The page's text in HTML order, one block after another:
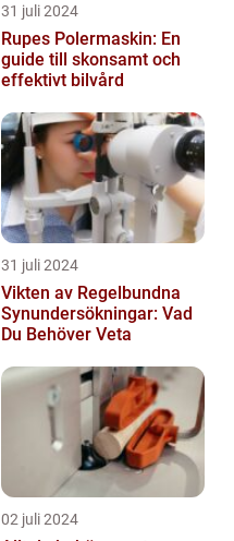
31 juli 2024
Rupes Polermaskin: En
guide till skonsamt och
effektivt bilvård
31 juli 2024
Vikten av Regelbundna
Synundersökningar: Vad
Du Behöver Veta
02 juli 2024